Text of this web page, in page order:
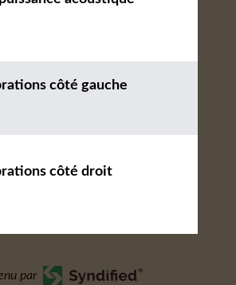
côté gauche
côté droit
par